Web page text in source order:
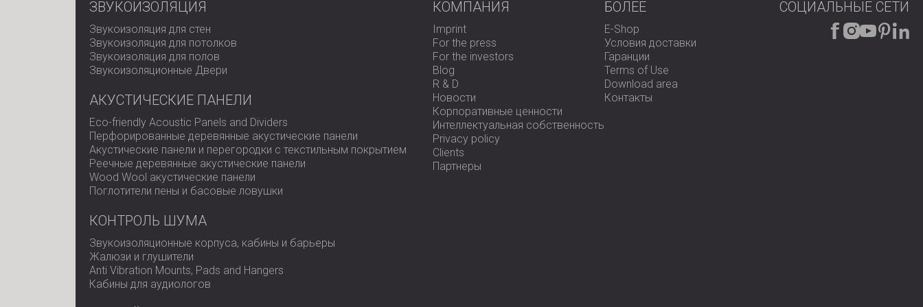
ЗВУКОИЗОЛЯЦИЯ
Звукоизоляция для стен
Звукоизоляция для потолков
Звукоизоляция для полов
Звукоизоляционные Двери
АКУСТИЧЕСКИЕ ПАНЕЛИ
Eco-friendly Acoustic Panels and Dividers
Перфорированные деревянные акустические панели
Акустические панели и перегородки с текстильным покрытием
Реечные деревянные акустические панели
Wood Wool акустические панели
Поглотители пены и басовые ловушки
КОНТРОЛЬ ШУМА
Звукоизоляционные корпуса, кабины и барьеры
Жалюзи и глушители
Anti Vibration Mounts, Pads and Hangers
Кабины для аудиологов
КОМПАНИЯ
Imprint
For the press
For the investors
Blog
R & D
Новости
Корпоративные ценности
Интеллектуальная собственность
Privacy policy
Clients
Партнеры
БОЛЕЕ
E-Shop
Условия доставки
Гаранции
Terms of Use
Download area
Контакты
СОЦИАЛЬНЫЕ СЕТИ